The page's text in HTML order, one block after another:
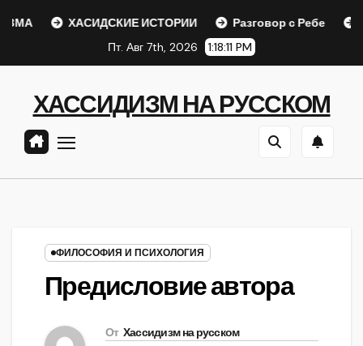
ХАСИДСКИЕ ИСТОРИИ Разговор с Ребе
Пт. Авг 7th, 2026
1:18:12 PM
ХАССИДИЗМ НА РУССКОМ
ФИЛОСОФИЯ И ПСИХОЛОГИЯ
Предисловие автора
От Хассидизм на русском